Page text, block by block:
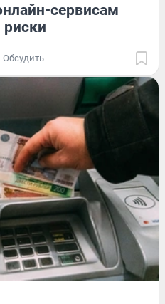
сервисам
риски
Обсудить